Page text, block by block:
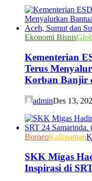
Ekonomi Bisnis
Kementerian
Terus
Korban Banjir
adminDes 13,
BorneoKalimantan
SKK Migas
Inspirasi di